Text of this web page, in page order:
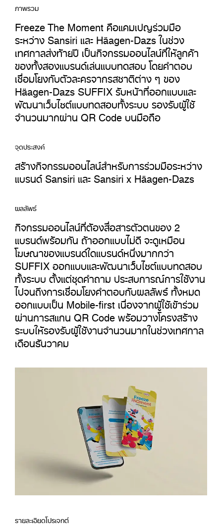
ภาพรวม
Freeze The Moment คือแคมเปญร่วมมือ
ระหว่าง Sansiri และ Häagen-Dazs ในช่วง
เทศกาลส่งท้ายปี เป็นกิจกรรมออนไลน์ที่ให้ลูกค้า
ของทั้งสองแบรนด์เล่นแบบทดสอบ โดยคำตอบ
เชื่อมโยงกับตัวละครจากรสชาติต่าง ๆ ของ
Häagen-Dazs SUFFIX รับหน้าที่ออกแบบและ
พัฒนาเว็บไซต์แบบทดสอบทั้งระบบ รองรับผู้ใช้
จำนวนมากผ่าน QR Code บนมือถือ
จุดประสงค์
สร้างกิจกรรมออนไลน์สำหรับการร่วมมือระหว่าง
แบรนด์ Sansiri และ Sansiri x Häagen-Dazs
ผลลัพธ์
กิจกรรมออนไลน์ที่ต้องสื่อสารตัวตนของ 2
แบรนด์พร้อมกัน ถ้าออกแบบไม่ดี จะดูเหมือน
โฆษณาของแบรนด์ใดแบรนด์หนึ่งมากกว่า
SUFFIX ออกแบบและพัฒนาเว็บไซต์แบบทดสอบ
ทั้งระบบ ตั้งแต่ชุดคำถาม ประสบการณ์การใช้งาน
ไปจนถึงการเชื่อมโยงคำตอบกับผลลัพธ์ ทั้งหมด
ออกแบบเป็น Mobile-first เนื่องจากผู้ใช้เข้าร่วม
ผ่านการสแกน QR Code พร้อมวางโครงสร้าง
ระบบให้รองรับผู้ใช้งานจำนวนมากในช่วงเทศกาล
เดือนธันวาคม
รายละเอียดโปรเจกต์